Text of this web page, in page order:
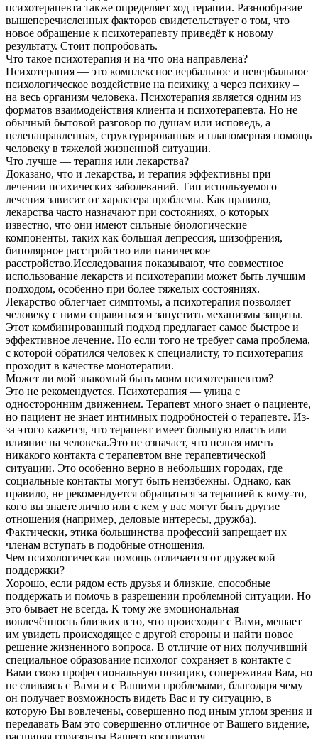
психотерапевта также определяет ход терапии. Разнообразие
вышеперечисленных факторов свидетельствует о том, что
новое обращение к психотерапевту приведёт к новому
результату. Стоит попробовать.
Что такое психотерапия и на что она направлена?
Психотерапия — это комплексное вербальное и невербальное
психологическое воздействие на психику, а через психику –
на весь организм человека. Психотерапия является одним из
форматов взаимодействия клиента и психотерапевта. Но не
обычный бытовой разговор по душам или исповедь, а
целенаправленная, структурированная и планомерная помощь
человеку в тяжелой жизненной ситуации.
Что лучше — терапия или лекарства?
Доказано, что и лекарства, и терапия эффективны при
лечении психических заболеваний. Тип используемого
лечения зависит от характера проблемы. Как правило,
лекарства часто назначают при состояниях, о которых
известно, что они имеют сильные биологические
компоненты, таких как большая депрессия, шизофрения,
биполярное расстройство или паническое
расстройство.Исследования показывают, что совместное
использование лекарств и психотерапии может быть лучшим
подходом, особенно при более тяжелых состояниях.
Лекарство облегчает симптомы, а психотерапия позволяет
человеку с ними справиться и запустить механизмы защиты.
Этот комбинированный подход предлагает самое быстрое и
эффективное лечение. Но если того не требует сама проблема,
с которой обратился человек к специалисту, то психотерапия
проходит в качестве монотерапии.
Может ли мой знакомый быть моим психотерапевтом?
Это не рекомендуется. Психотерапия — улица с
односторонним движением. Терапевт много знает о пациенте,
но пациент не знает интимных подробностей о терапевте. Из-
за этого кажется, что терапевт имеет большую власть или
влияние на человека.Это не означает, что нельзя иметь
никакого контакта с терапевтом вне терапевтической
ситуации. Это особенно верно в небольших городах, где
социальные контакты могут быть неизбежны. Однако, как
правило, не рекомендуется обращаться за терапией к кому-то,
кого вы знаете лично или с кем у вас могут быть другие
отношения (например, деловые интересы, дружба).
Фактически, этика большинства профессий запрещает их
членам вступать в подобные отношения.
Чем психологическая помощь отличается от дружеской
поддержки?
Хорошо, если рядом есть друзья и близкие, способные
поддержать и помочь в разрешении проблемной ситуации. Но
это бывает не всегда. К тому же эмоциональная
вовлечённость близких в то, что происходит с Вами, мешает
им увидеть происходящее с другой стороны и найти новое
решение жизненного вопроса. В отличие от них получивший
специальное образование психолог сохраняет в контакте с
Вами свою профессиональную позицию, сопереживая Вам, но
не сливаясь с Вами и с Вашими проблемами, благодаря чему
он получает возможность видеть Вас и ту ситуацию, в
которую Вы вовлечены, совершенно под иным углом зрения и
передавать Вам это совершенно отличное от Вашего видение,
расширяя горизонты Вашего восприятия.